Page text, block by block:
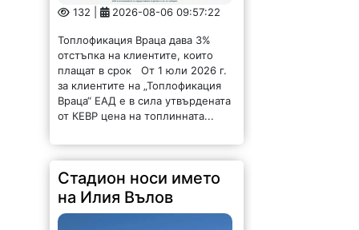
132 | 2026-08-06 09:57:22
Топлофикация Враца дава 3%
отстъпка на клиентите, които
плащат в срок От 1 юли 2026 г.
за клиентите на „Топлофикация
Враца“ ЕАД е в сила утвърдената
от КЕВР цена на топлинната...
Стадион носи името
на Илия Вълов